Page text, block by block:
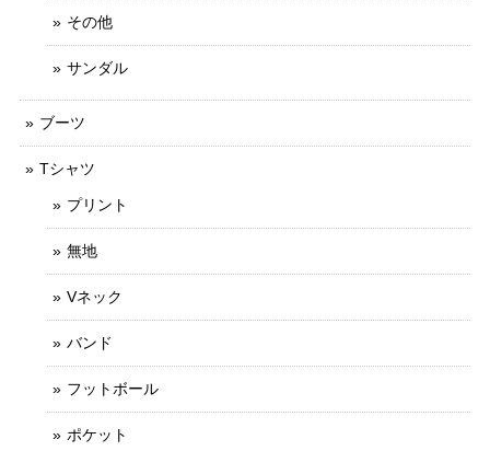
その他
サンダル
ブーツ
Tシャツ
プリント
無地
Vネック
バンド
フットボール
ポケット